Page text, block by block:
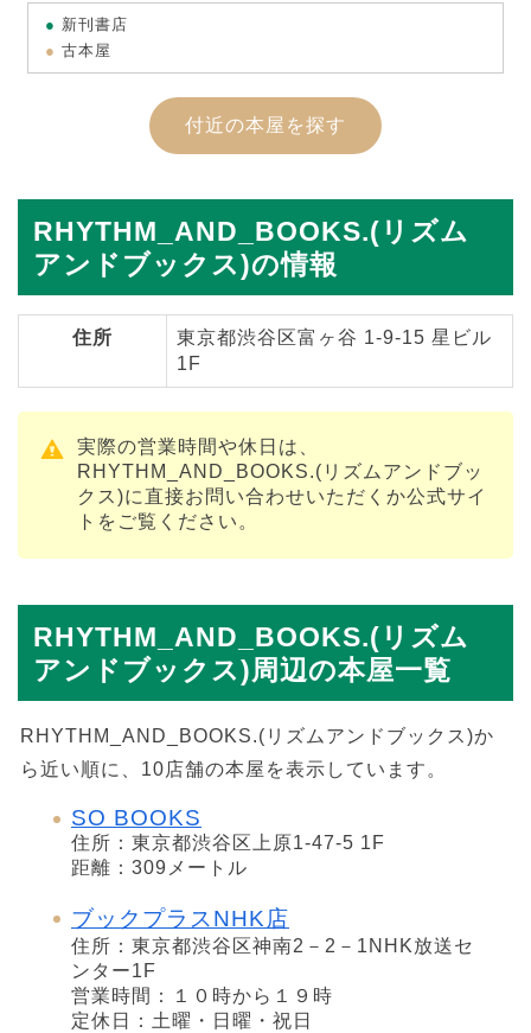
新刊書店
古本屋
付近の本屋を探す
RHYTHM_AND_BOOKS.(リズム
アンドブックス)の情報
住所
東京都渋谷区富ヶ谷 1-9-15 星ビル
1F
実際の営業時間や休日は、
RHYTHM_AND_BOOKS.(リズムアンドブッ
クス)に直接お問い合わせいただくか公式サイ
トをご覧ください。
RHYTHM_AND_BOOKS.(リズム
アンドブックス)周辺の本屋一覧
RHYTHM_AND_BOOKS.(リズムアンドブックス)か
ら近い順に、10店舗の本屋を表示しています。
SO BOOKS
住所：東京都渋谷区上原1-47-5 1F
距離：309メートル
ブックプラスNHK店
住所：東京都渋谷区神南2－2－1NHK放送セ
ンター1F
営業時間：１０時から１９時
定休日：土曜・日曜・祝日